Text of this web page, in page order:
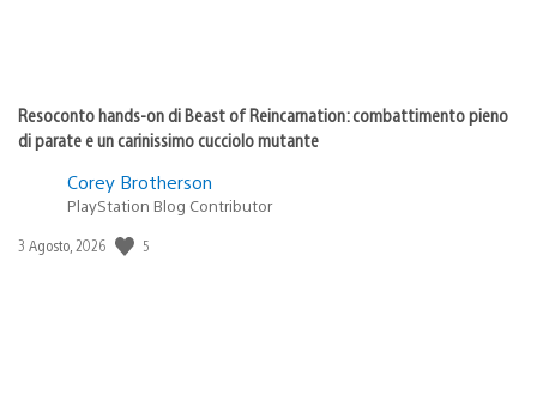
Resoconto hands-on di Beast of Reincarnation: combattimento pieno
di parate e un carinissimo cucciolo mutante
Corey Brotherson
PlayStation Blog Contributor
Data
3 Agosto, 2026 5